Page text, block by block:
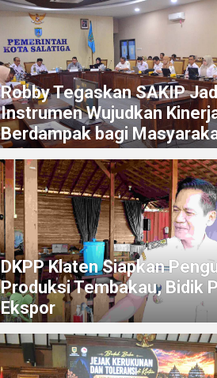
Robby Tegaskan SAKIP
Instrumen Wujudkan
Berdampak bagi
DKPP Klaten Siapkan
Produksi Tembakau, Bidik
Ekspor